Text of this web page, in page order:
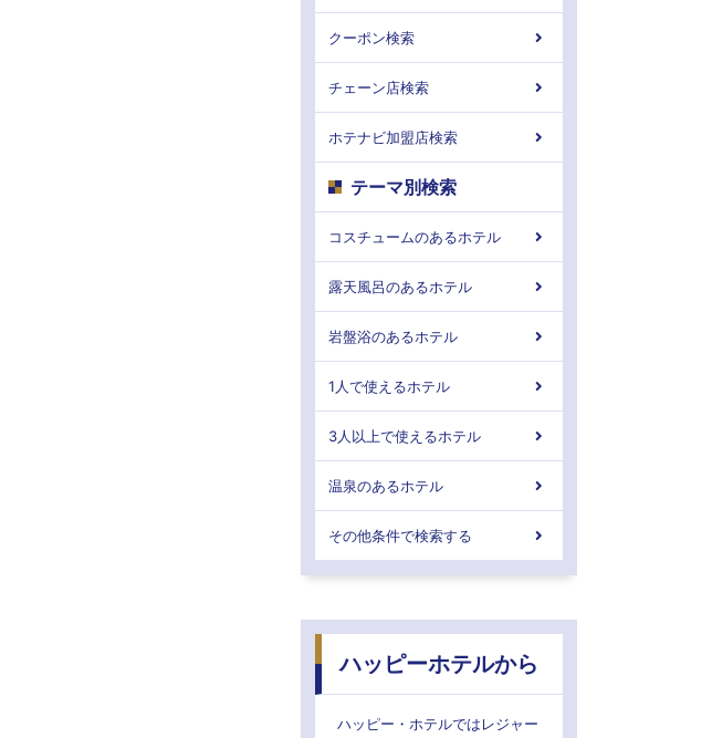
クーポン検索
チェーン店検索
ホテナビ加盟店検索
テーマ別検索
コスチュームのあるホテル
露天風呂のあるホテル
岩盤浴のあるホテル
1人で使えるホテル
3人以上で使えるホテル
温泉のあるホテル
その他条件で検索する
ハッピーホテルから
ハッピー・ホテルではレジャー